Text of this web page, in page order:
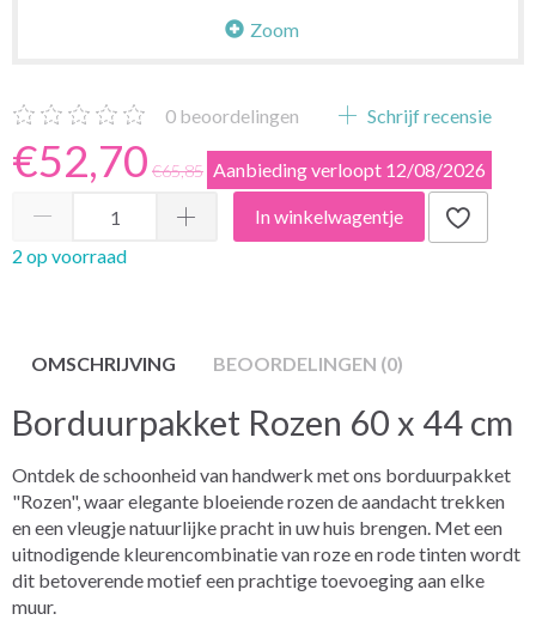
Zoom
0 beoordelingen Schrijf recensie
€52,70 €65,85 Aanbieding verloopt 12/08/2026
In winkelwagentje
2 op voorraad
OMSCHRIJVING BEOORDELINGEN (0)
Borduurpakket Rozen 60 x 44 cm
Ontdek de schoonheid van handwerk met ons borduurpakket
"Rozen", waar elegante bloeiende rozen de aandacht trekken
en een vleugje natuurlijke pracht in uw huis brengen. Met een
uitnodigende kleurencombinatie van roze en rode tinten wordt
dit betoverende motief een prachtige toevoeging aan elke
muur.